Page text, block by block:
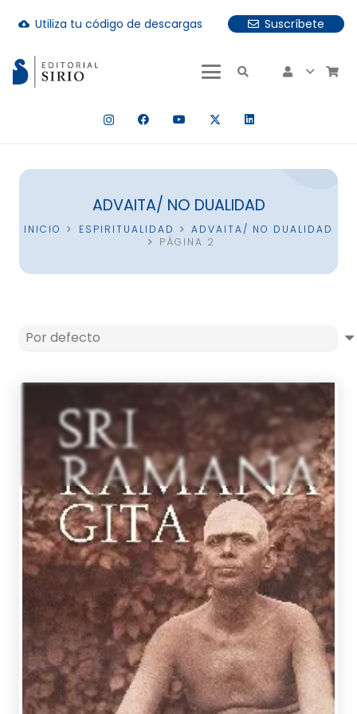
cloud_download Utiliza tu código de descargas
Suscríbete
hay resultados autocompletados, puedes utilizar las
ADVAITA/ NO DUALIDAD
INICIO ESPIRITUALIDAD
ADVAITA/ NO DUALIDAD
PÁGINA 2
SRI RAMANA MAHARSHI